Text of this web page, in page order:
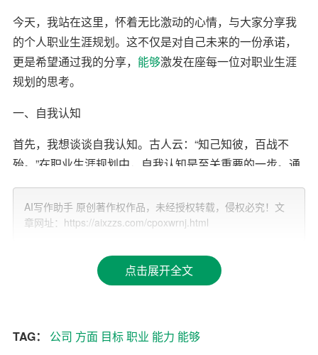
今天，我站在这里，怀着无比激动的心情，与大家分享我
的个人职业生涯规划。这不仅是对自己未来的一份承诺，
更是希望通过我的分享， 能够激发在座每一位对职业生涯
规划的思考。
一、自我认知
首先，我想谈谈自我认知。古人云：“知己知彼，百战不
殆。”在职业生涯规划中，自我认知是至关重要的一步。通
过MBTI性格测试，我发现自己属于INTJ型，即“建筑师”性
格。这类人通常逻辑严谨、
目标明确，善于独立思考和解
决问题。同时，我也通过职业兴趣测试，发现自己对管
，我具备扎实的专业知识和较强的学习能力，
足之处，比如在沟通表达和情绪管理方面还有待提升。
AI写作助手 原创著作权作品，未经授权转载，侵权必究！文
章网址：https://aixzzs.com/cpoxwrnj.html
点击展开全文
TAG： 公司 方面 目标职业 能力 能够